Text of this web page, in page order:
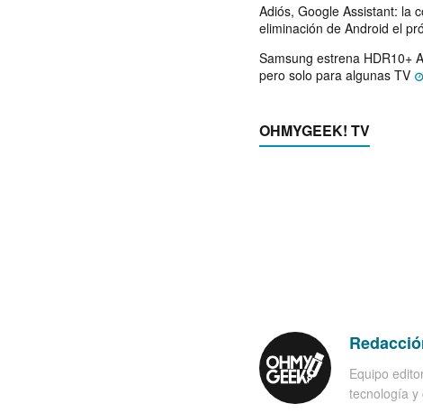
Adiós, Google Assistant: la
eliminación de Android el
Samsung estrena HDR10+
pero solo para algunas TV
OHMYGEEK! TV
Equipo
tecnología y